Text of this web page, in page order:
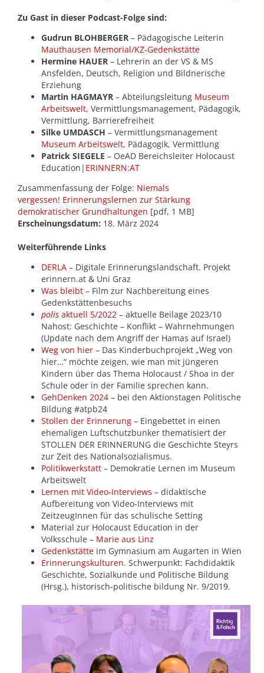
Zu Gast in dieser Podcast-Folge sind:
Gudrun BLOHBERGER – Pädagogische Leiterin
Mauthausen Memorial/KZ-Gedenkstätte
Hermine HAUER – Lehrerin an der VS & MS
Ansfelden, Deutsch, Religion und Bildnerische
Erziehung
Martin HAGMAYR – Abteilungsleitung Museum
Arbeitswelt, Vermittlungsmanagement, Pädagogik,
Vermittlung, Barrierefreiheit
Silke UMDASCH – Vermittlungsmanagement
Museum Arbeitswelt, Pädagogik, Vermittlung
Patrick SIEGELE – OeAD Bereichsleiter Holocaust
Education| ERINNERN:AT
Zusammenfassung der Folge: Niemals
vergessen! Erinnerungslernen zur Stärkung
demokratischer Grundhaltungen [pdf, 1 MB]
Erscheinungsdatum: 18. März 2024
Weiterführende Links
DERLA – Digitale Erinnerungslandschaft. Projekt
erinnern.at & Uni Graz
Was bleibt – Film zur Nachbereitung eines
Gedenkstättenbesuchs
polis aktuell 5/2022 – aktuelle Beilage 2023/10
Nahost: Geschichte – Konflikt – Wahrnehmungen
(Update nach dem Angriff der Hamas auf Israel)
Weg von hier – Das Kinderbuchprojekt „Weg von
hier…“ möchte zeigen, wie man mit jüngeren
Kindern über das Thema Holocaust / Shoa in der
Schule oder in der Familie sprechen kann.
GehDenken 2024 – bei den Aktionstagen Politische
Bildung #atpb24
Stollen der Erinnerung – Eingebettet in einen
ehemaligen Luftschutzbunker thematisiert der
STOLLEN DER ERINNERUNG die Geschichte Steyrs
zur Zeit des Nationalsozialismus.
Politikwerkstatt – Demokratie Lernen im Museum
Arbeitswelt
Lernen mit Video-Interviews – didaktische
Aufbereitung von Video-Interviews mit
ZeitzeugInnen für das schulische Setting
Material zur Holocaust Education in der
Volksschule – Marie aus Linz
Gedenkstätte im Gymnasium am Augarten in Wien
Erinnerungskulturen. Schwerpunkt: Fachdidaktik
Geschichte, Sozialkunde und Politische Bildung
(Hrsg.), historisch-politische bildung Nr. 9/2019.